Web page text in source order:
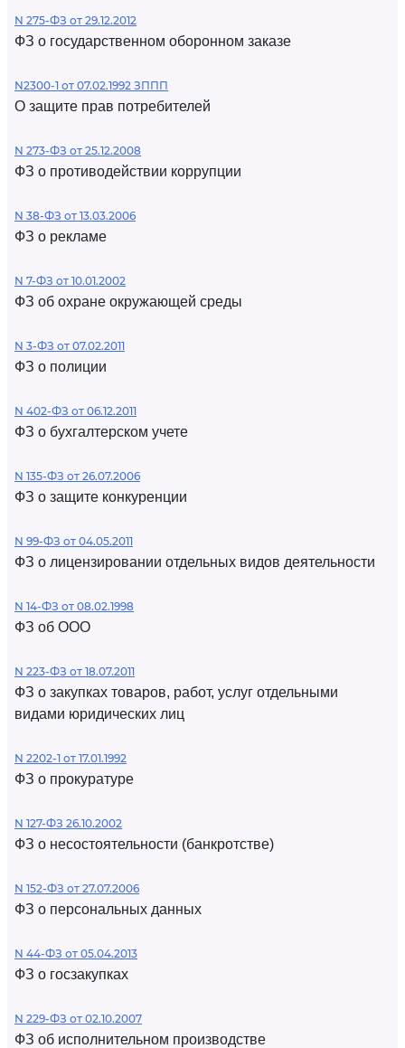
N 275-ФЗ от 29.12.2012
ФЗ о государственном оборонном заказе
N2300-1 от 07.02.1992 ЗППП
О защите прав потребителей
N 273-ФЗ от 25.12.2008
ФЗ о противодействии коррупции
N 38-ФЗ от 13.03.2006
ФЗ о рекламе
N 7-ФЗ от 10.01.2002
ФЗ об охране окружающей среды
N 3-ФЗ от 07.02.2011
ФЗ о полиции
N 402-ФЗ от 06.12.2011
ФЗ о бухгалтерском учете
N 135-ФЗ от 26.07.2006
ФЗ о защите конкуренции
N 99-ФЗ от 04.05.2011
ФЗ о лицензировании отдельных видов деятельности
N 14-ФЗ от 08.02.1998
ФЗ об ООО
N 223-ФЗ от 18.07.2011
ФЗ о закупках товаров, работ, услуг отдельными
видами юридических лиц
N 2202-1 от 17.01.1992
ФЗ о прокуратуре
N 127-ФЗ 26.10.2002
ФЗ о несостоятельности (банкротстве)
N 152-ФЗ от 27.07.2006
ФЗ о персональных данных
N 44-ФЗ от 05.04.2013
ФЗ о госзакупках
N 229-ФЗ от 02.10.2007
ФЗ об исполнительном производстве